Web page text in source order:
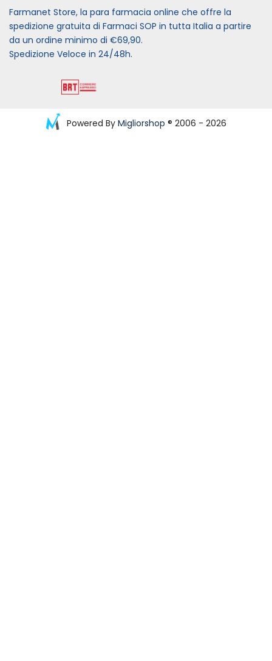
Farmanet Store, la para farmacia online che offre la
spedizione gratuita di Farmaci SOP in tutta Italia a partire
da un ordine minimo di €69,90.
Spedizione Veloce in 24/48h.
Powered By Migliorshop ® 2006 - 2026